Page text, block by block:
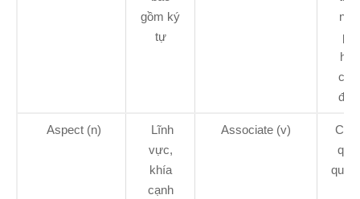
gồm ký
tự
Aspect (n)
Lĩnh
vực,
khía
cạnh
Associate (v)
Có
quan